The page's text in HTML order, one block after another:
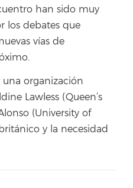
han sido muy
los debates que
vías de
organización
Lawless (Queen’s
(University of
y la necesidad